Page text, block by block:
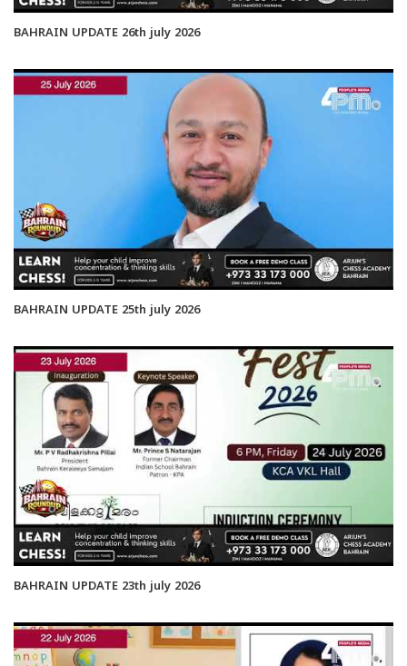
BAHRAIN UPDATE 26th july 2026
BAHRAIN UPDATE 25th july 2026
BAHRAIN UPDATE 23th july 2026